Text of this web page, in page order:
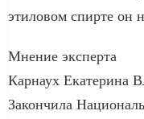
этиловом спирте он
Мнение эксперта
Карнаух Екатерина
Закончила